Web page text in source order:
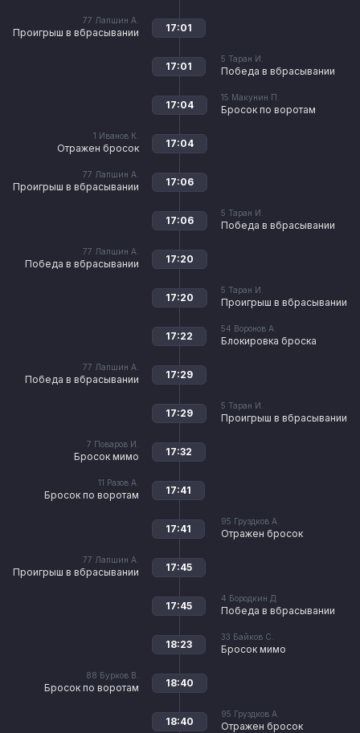
77 Лапшин А.
Проигрыш в вбрасывании 17:01
5 Таран И.
Победа в вбрасывании
17:01
15 Макунин П.
Бросок по воротам
17:04
1 Иванов К.
Отражен бросок 17:04
77 Лапшин А.
Проигрыш в вбрасывании 17:06
5 Таран И.
Победа в вбрасывании
17:06
77 Лапшин А.
Победа в вбрасывании 17:20
5 Таран И.
Проигрыш в вбрасывании
17:20
54 Воронов А.
Блокировка броска
17:22
77 Лапшин А.
Победа в вбрасывании 17:29
5 Таран И.
Проигрыш в вбрасывании
17:29
7 Поваров И.
Бросок мимо 17:32
11 Разов А.
Бросок по воротам 17:41
95 Груздков А.
Отражен бросок
17:41
77 Лапшин А.
Проигрыш в вбрасывании 17:45
4 Бородкин Д.
Победа в вбрасывании
17:45
33 Байков С.
Бросок мимо
18:23
88 Бурков В.
Бросок по воротам 18:40
95 Груздков А.
Отражен бросок
18:40